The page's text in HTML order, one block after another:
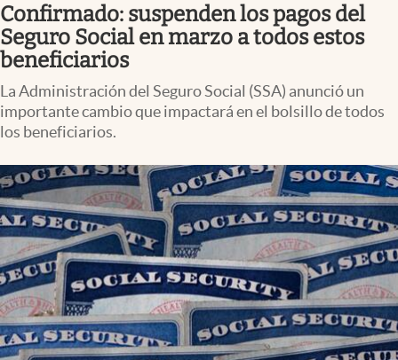
Espiritual
Streaming
PC y mobile
Lifestyle
USA
Confirmado: suspenden los pagos del
Seguro Social en marzo a todos estos
beneficiarios
La Administración del Seguro Social (SSA) anunció un
importante cambio que impactará en el bolsillo de todos
los beneficiarios.